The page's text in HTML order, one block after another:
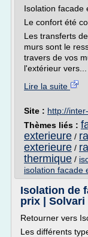
Isolation facade
Le confort été
Les transferts
murs sont le
travers de vos
l'extérieur vers...
Lire la suite
Site : http://
Thèmes liés :
exterieure /
exterieure /
thermique /
isolation facade
Isolation de
prix | Solvari
Retourner vers
Les différents